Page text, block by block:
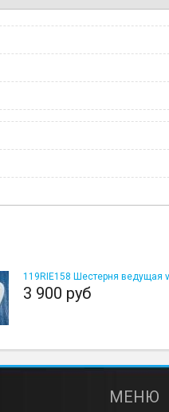
119RIE158 Шестерня ведущая
3 900 руб
МЕНЮ